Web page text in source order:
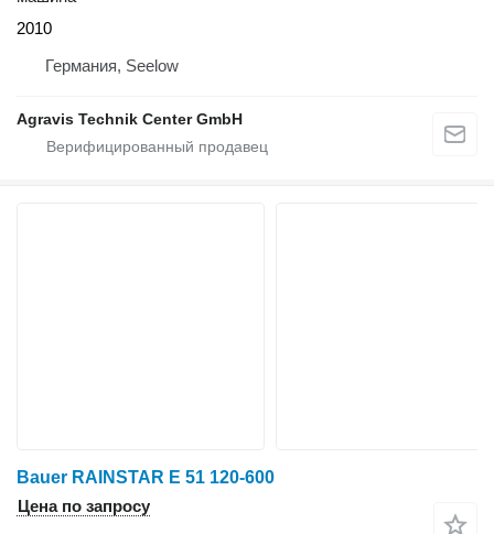
2010
Германия, Seelow
Agravis Technik Center GmbH
Bauer RAINSTAR E 51 120-600
Цена по запросу